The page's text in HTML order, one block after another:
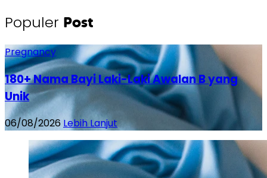
Populer Post
Pregnancy
180+ Nama Bayi Laki-Laki Awalan B yang
Unik
06/08/2026 Lebih Lanjut